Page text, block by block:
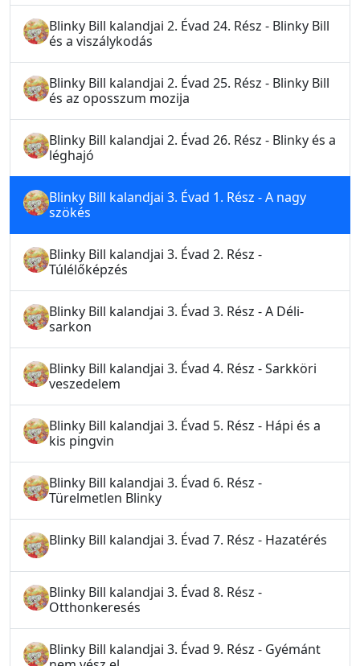
Blinky Bill kalandjai 2. Évad 24. Rész - Blinky Bill
és a viszálykodás
Blinky Bill kalandjai 2. Évad 25. Rész - Blinky Bill
és az oposszum mozija
Blinky Bill kalandjai 2. Évad 26. Rész - Blinky és a
léghajó
Blinky Bill kalandjai 3. Évad 1. Rész - A nagy
szökés
Blinky Bill kalandjai 3. Évad 2. Rész -
Túlélőképzés
Blinky Bill kalandjai 3. Évad 3. Rész - A Déli-
sarkon
Blinky Bill kalandjai 3. Évad 4. Rész - Sarkköri
veszedelem
Blinky Bill kalandjai 3. Évad 5. Rész - Hápi és a
kis pingvin
Blinky Bill kalandjai 3. Évad 6. Rész -
Türelmetlen Blinky
Blinky Bill kalandjai 3. Évad 7. Rész - Hazatérés
Blinky Bill kalandjai 3. Évad 8. Rész -
Otthonkeresés
Blinky Bill kalandjai 3. Évad 9. Rész - Gyémánt